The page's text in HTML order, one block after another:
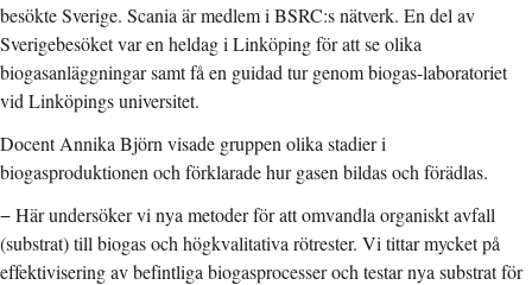
besökte Sverige. Scania är medlem i BSRC:s nätverk. En del av
Sverigebesöket var en heldag i Linköping för att se olika
biogasanläggningar samt få en guidad tur genom biogas-laboratoriet
vid Linköpings universitet.
Docent Annika Björn visade gruppen olika stadier i
biogasproduktionen och förklarade hur gasen bildas och förädlas.
− Här undersöker vi nya metoder för att omvandla organiskt avfall
(substrat) till biogas och högkvalitativa rötrester. Vi tittar mycket på
effektivisering av befintliga biogasprocesser och testar nya substrat för